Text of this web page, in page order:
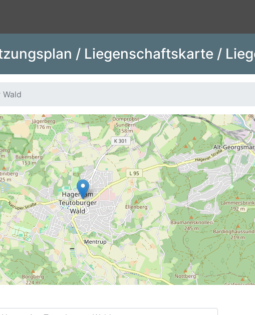
/ Liegenschaftskarte /
Wald